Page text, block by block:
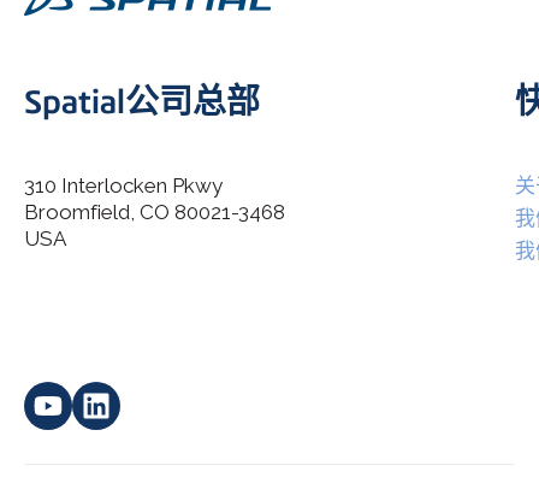
I agree to allow Spatial Corp to store and process my
Spatial公司总部
310 Interlocken Pkwy
Broomfield, CO 80021-3468
USA